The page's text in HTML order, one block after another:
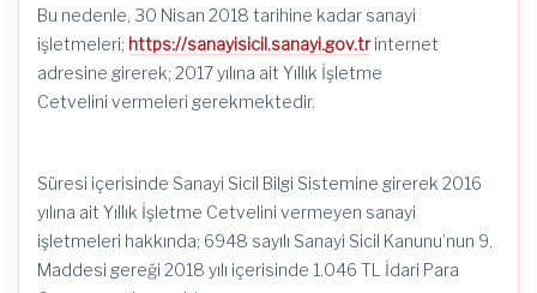
Bu nedenle, 30 Nisan 2018 tarihine kadar sanayi
işletmeleri; https://sanayisicil.sanayi.gov.trinternet
adresine girerek; 2017 yılına ait Yıllık İşletme
Cetvelini vermeleri gerekmektedir.
Süresi içerisinde Sanayi Sicil Bilgi Sistemine girerek 2016
yılına ait Yıllık İşletme Cetvelini vermeyen sanayi
işletmeleri hakkında; 6948 sayılı Sanayi Sicil Kanunu’nun 9.
Maddesi gereği 2018 yılı içerisinde 1.046 TL İdari Para